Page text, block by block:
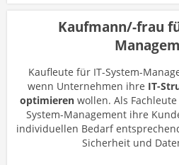
Kaufmann/-frau
Kaufleute für IT-System-
wenn Unternehmen ihre IT-
optimieren wollen. Als
System-Management ihre
individuellen Bedarf
Sicherheit und